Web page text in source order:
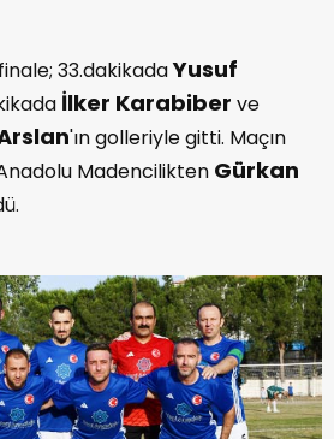
33.dakikadaYusuf
İlker Karabiber ve
'ın golleriyle gitti. Maçın
Madencilikten Gürkan